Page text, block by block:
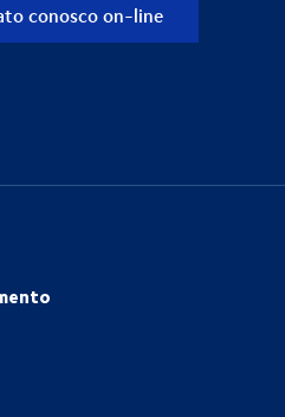
conosco on-line